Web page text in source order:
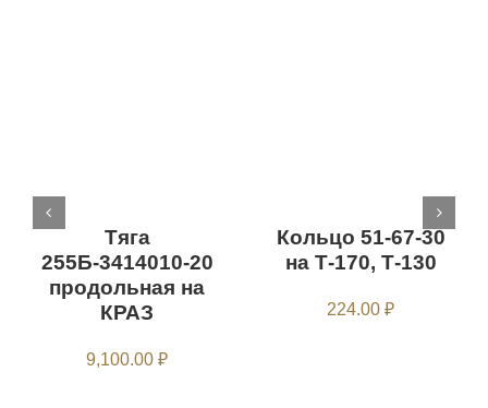
Тяга
255Б-3414010-20
продольная на
КРАЗ
9,100.00₽
Кольцо 51-67-30
на Т-170, Т-130
224.00 ₽